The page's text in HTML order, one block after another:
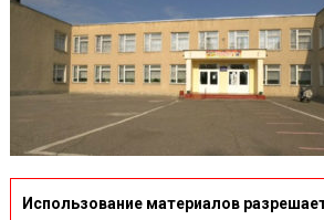
Использование материалов